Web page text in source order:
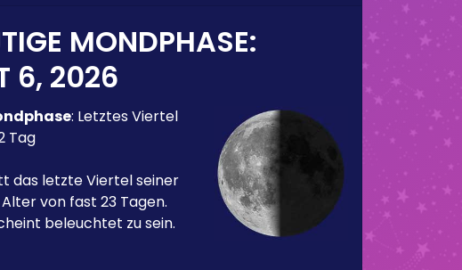
MONDPHASE:
6, 2026
: Letztes Viertel
Tag
das letzte Viertel seiner
von fast 23 Tagen.
beleuchtet zu sein.